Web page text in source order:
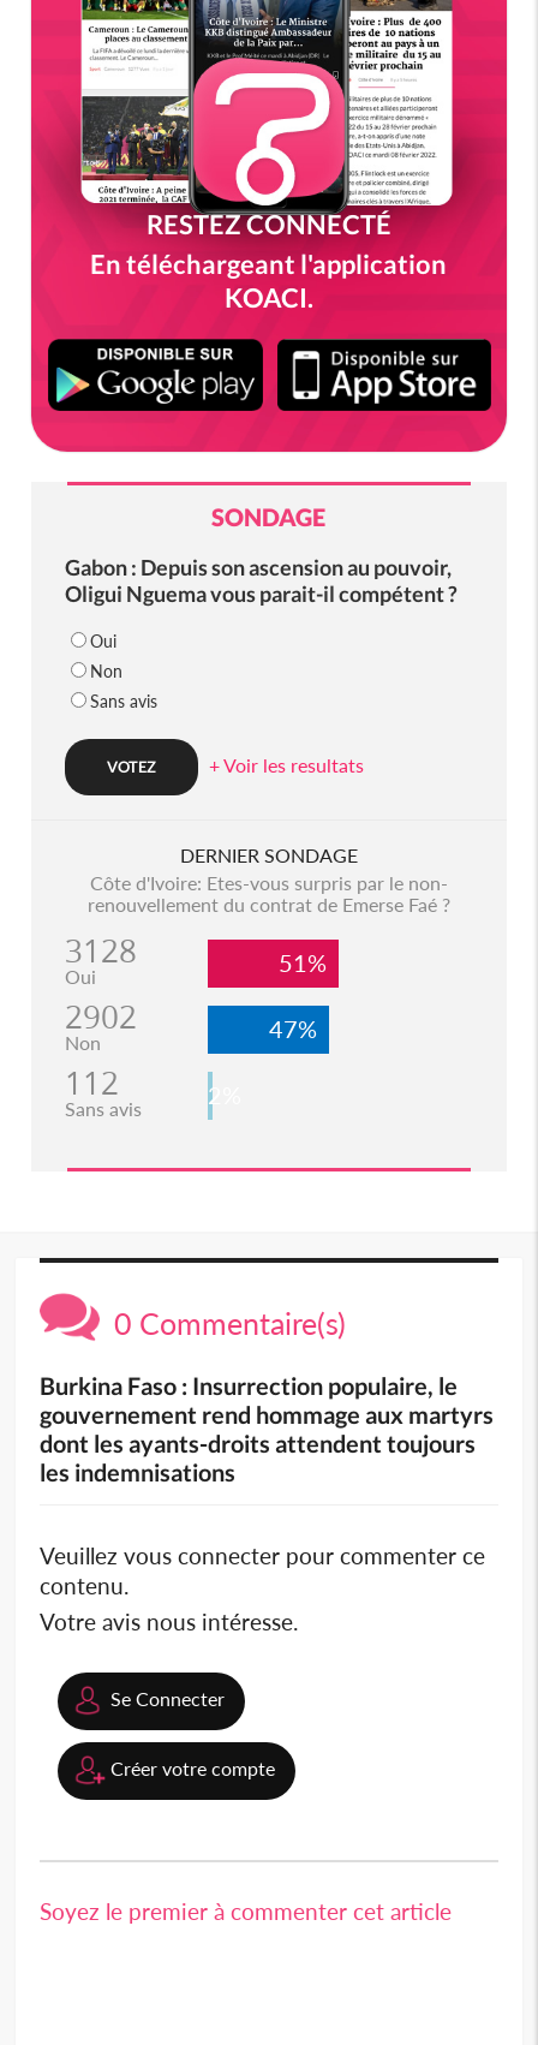
RESTEZ CONNECTÉ
En téléchargeant l'application
KOACI.
SONDAGE
Gabon : Depuis son ascension au pouvoir,
Oligui Nguema vous parait-il compétent ?
Oui
Non
Sans avis
+ Voir les resultats
DERNIER SONDAGE
Côte d'Ivoire: Etes-vous surpris par le non-
renouvellement du contrat de Emerse Faé ?
3128
Oui 51%
2902
Non 47%
112
Sans avis 2%
0 Commentaire(s)
Burkina Faso : Insurrection populaire, le
gouvernement rend hommage aux martyrs
dont les ayants-droits attendent toujours
les indemnisations
Veuillez vous connecter pour commenter ce
contenu.
Votre avis nous intéresse.
Se Connecter
Créer votre compte
Soyez le premier à commenter cet article